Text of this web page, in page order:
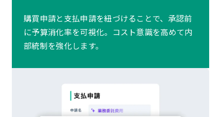
購買申請と支払申請を紐づけることで、承認前
に予算消化率を可視化。コスト意識を高めて内
部統制を強化します。